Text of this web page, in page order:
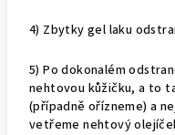
4) Zbytky gel laku
5) Po dokonalém
nehtovou kůžičku, a to
(případně ořízneme) a
vetřeme nehtový